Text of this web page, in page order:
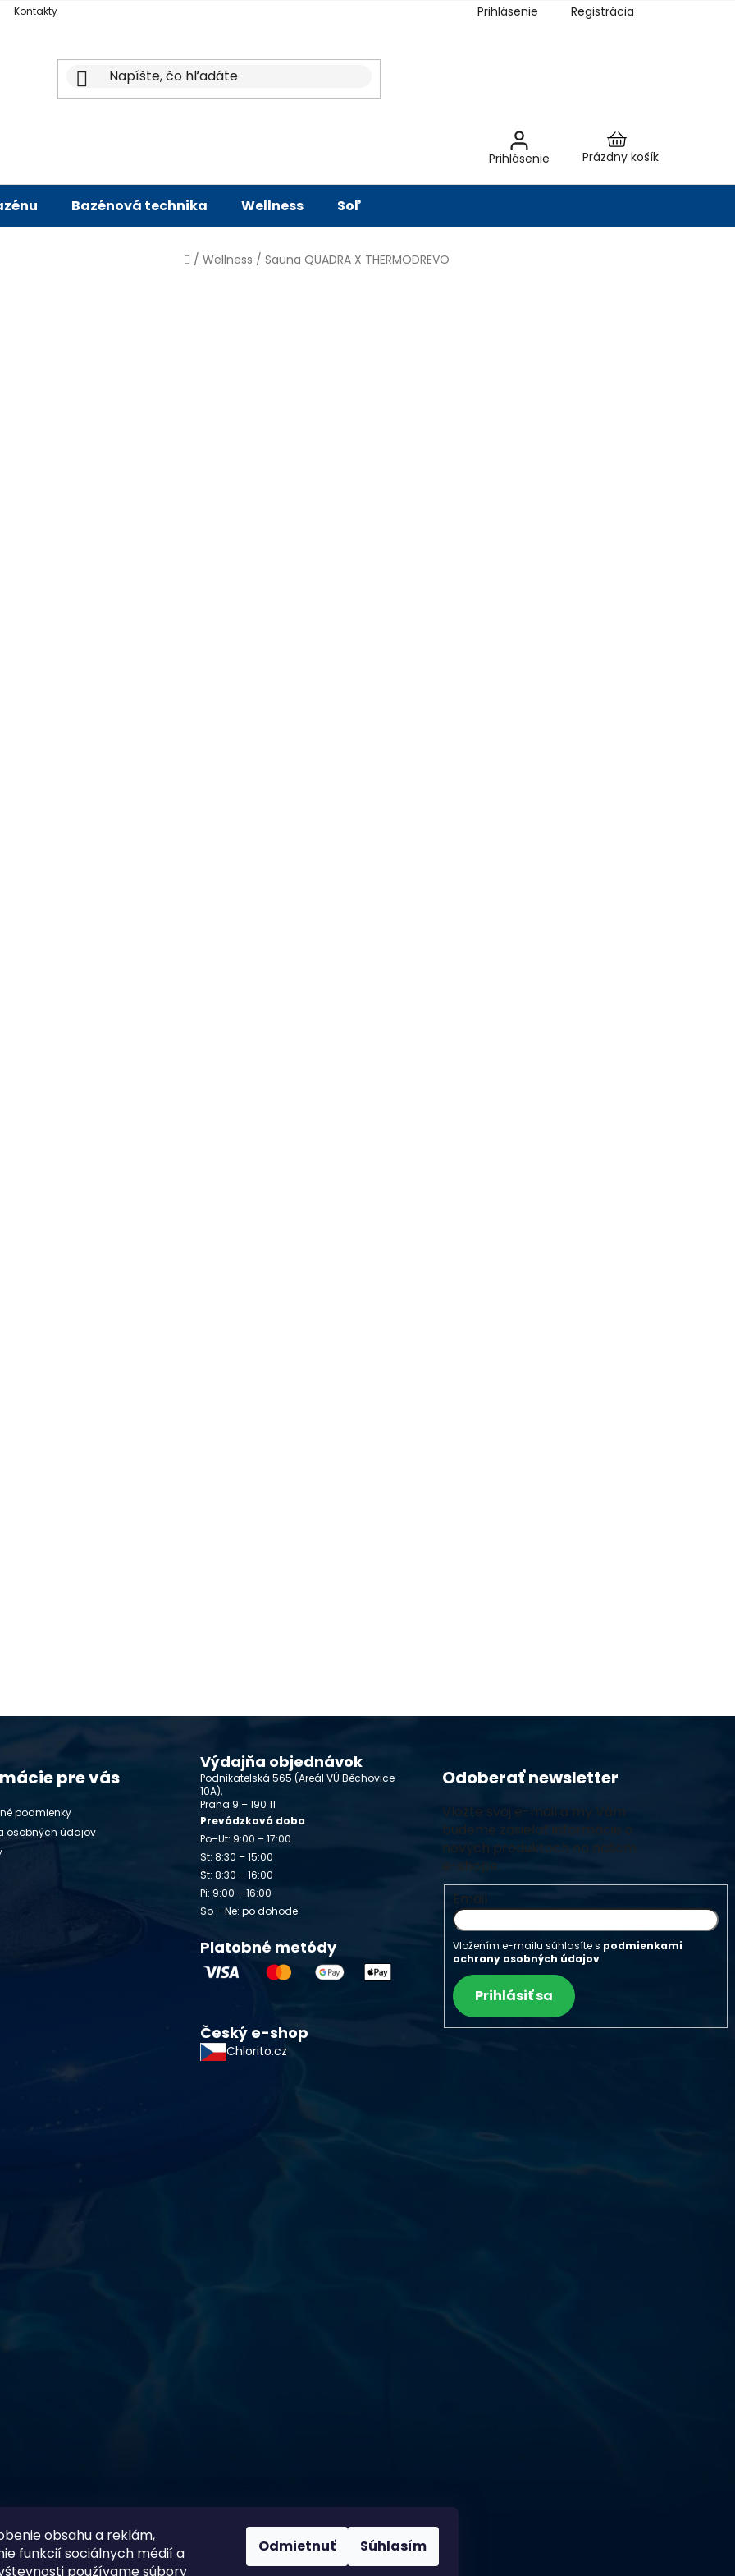
obsahu a reklám,
funkcií sociálnych médií a
používame súbory
Odmietnuť Súhlasím
Kontakty Prihlásenie Registrácia
Prihlásenie
Nákupný
Prázdny košík
Bazénová technika Wellness Soľ
Domov
/ Wellness / Sauna QUADRA X THERMODREVO
pre vás
podmienky
osobných údajov
Výdajňa objednávok
Podnikatelská 565 (Areál VÚ Běchovice
10A),
Praha 9 – 190 11
Prevádzková doba
Po–Ut: 9:00 – 17:00
St: 8:30 – 15:00
Št: 8:30 – 16:00
Pi: 9:00 – 16:00
So – Ne: po dohode
Platobné metódy
Český e-shop
Chlorito.cz
Odoberať newsletter
Vložte svoj e-mail a my Vám
budeme zasielať informácie o
nových produktoch na našom
e-shope.
Email
Vložením e-mailu súhlasíte s podmienkami
ochrany osobných údajov
Prihlásiť sa
o vodu a
vzdelaním v oblasti čistiarní odpadových
zdokonaľovaním v oblasti starostlivosti o vodu.
vlastnej výroby pre čistú a bezpečnú
na najlepších európskych surovinách a
najvyššiu kvalitu za ceny porovnateľné s
a bezpečnosťou. Presvedčte sa sami o kvalite
kontrolami a testami, a o ich nepochybnej
oázu čistoty s našimi produktmi – pretože voda